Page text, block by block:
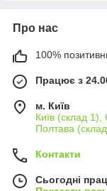
Про нас
100%
Працює з
м. Київ
Київ (склад 1),
Полтава
Контакти
Сьогодні